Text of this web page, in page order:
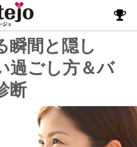
瞬間と隠し
過ごし方＆バ
断